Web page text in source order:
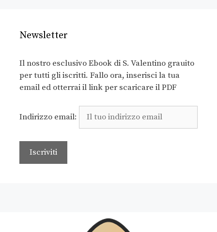
Newsletter
Il nostro esclusivo Ebook di S. Valentino grauito
per tutti gli iscritti. Fallo ora, inserisci la tua
email ed otterrai il link per scaricare il PDF
Indirizzo email: